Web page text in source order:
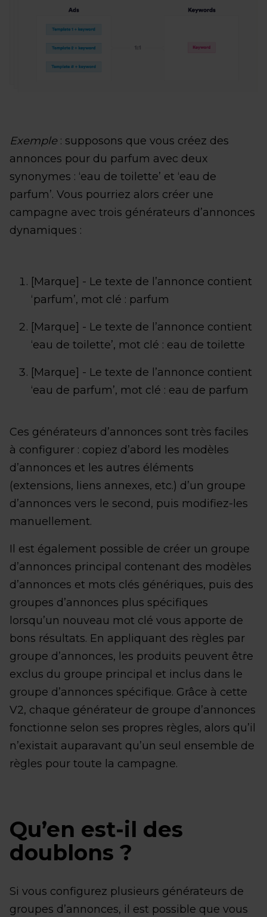
Exemple : supposons que vous créez des
annonces pour du parfum avec deux
synonymes : ‘eau de toilette’ et ‘eau de
parfum’. Vous pourriez alors créer une
campagne avec trois générateurs d’annonces
dynamiques :
[Marque] - Le texte de l’annonce contient
‘parfum’, mot clé : parfum
[Marque] - Le texte de l’annonce contient
‘eau de toilette’, mot clé : eau de toilette
[Marque] - Le texte de l’annonce contient
‘eau de parfum’, mot clé : eau de parfum
Ces générateurs d’annonces sont très faciles
à configurer : copiez d’abord les modèles
d’annonces et les autres éléments
(extensions, liens annexes, etc.) d’un groupe
d’annonces vers le second, puis modifiez-les
manuellement.
Il est également possible de créer un groupe
d’annonces principal contenant des modèles
d’annonces et mots clés génériques, puis des
groupes d’annonces plus spécifiques
lorsqu’un nouveau mot clé vous apporte de
bons résultats. En appliquant des règles par
groupe d’annonces, les produits peuvent être
exclus du groupe principal et inclus dans le
groupe d’annonces spécifique. Grâce à cette
V2, chaque générateur de groupe d’annonces
fonctionne selon ses propres règles, alors qu’il
n’existait auparavant qu’un seul ensemble de
règles pour toute la campagne.
Qu’en est-il des
doublons ?
Si vous configurez plusieurs générateurs de
groupes d’annonces, il est possible que vous